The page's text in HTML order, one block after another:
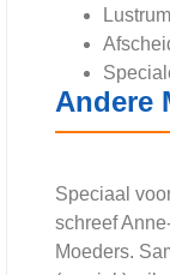
Andere
Speciaal
schreef
Moeders.